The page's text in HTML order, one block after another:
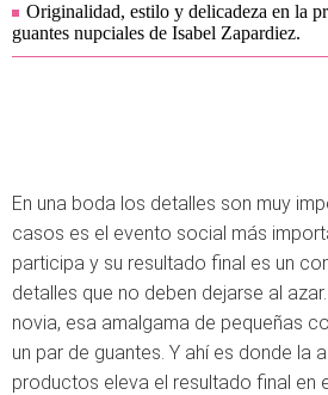
Originalidad, estilo y delicadeza en la
guantes nupciales de Isabel Zapardiez.
En una boda los detalles son muy
casos es el evento social más
participa y su resultado final es un
detalles que no deben dejarse al azar.
novia, esa amalgama de pequeñas
un par de guantes. Y ahí es donde la
productos eleva el resultado final en